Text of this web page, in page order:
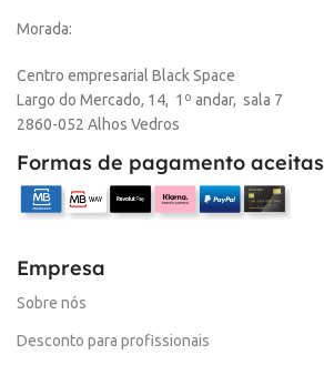
Morada:
Centro empresarial Black Space
Largo do Mercado, 14, 1º andar, sala 7
2860-052 Alhos Vedros
Formas de pagamento aceitas
Empresa
Sobre nós
Desconto para profissionais